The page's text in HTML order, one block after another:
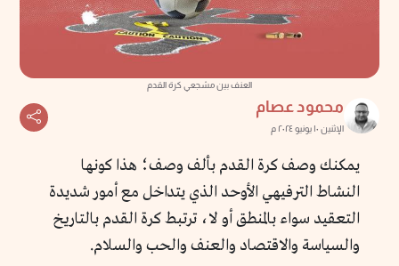
العنف بين مشجعي كرة القدم
محمود عصام
الإثنين ١٠ يونيو ٢٠٢٤ م
يمكنك وصف كرة القدم بألف وصف؛ هذا كونها
النشاط الترفيهي الأوحد الذي يتداخل مع أمور شديدة
التعقيد سواء بالمنطق أو لا، ترتبط كرة القدم بالتاريخ
والسياسة والاقتصاد والعنف والحب والسلام.